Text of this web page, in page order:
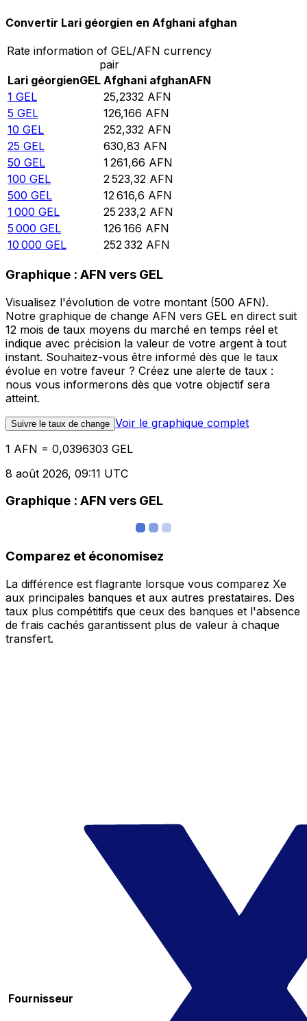
Convertir Lari géorgien en Afghani afghan
Rate information of GEL/AFN currency
pair
Lari géorgienGEL Afghani afghanAFN
1 GEL 25,2332 AFN
5 GEL 126,166 AFN
10 GEL 252,332 AFN
25 GEL 630,83 AFN
50 GEL 1 261,66 AFN
100 GEL 2 523,32 AFN
500 GEL 12 616,6 AFN
1 000 GEL 25 233,2 AFN
5 000 GEL 126 166 AFN
10 000 GEL 252 332 AFN
Graphique : AFN vers GEL
Visualisez l'évolution de votre montant (500 AFN).
Notre graphique de change AFN vers GEL en direct suit
12 mois de taux moyens du marché en temps réel et
indique avec précision la valeur de votre argent à tout
instant. Souhaitez-vous être informé dès que le taux
évolue en votre faveur ? Créez une alerte de taux :
nous vous informerons dès que votre objectif sera
atteint.
Suivre le taux de change Voir le graphique complet
1 AFN = 0,0396303 GEL
8 août 2026, 09:11 UTC
Graphique : AFN vers GEL
Comparez et économisez
La différence est flagrante lorsque vous comparez Xe
aux principales banques et aux autres prestataires. Des
taux plus compétitifs que ceux des banques et l'absence
de frais cachés garantissent plus de valeur à chaque
transfert.
Fournisseur